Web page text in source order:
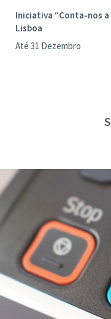
Iniciativa “Conta-nos
Lisboa
Até 31 Dezembro